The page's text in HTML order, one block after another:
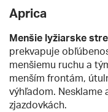
Aprica
Menšie lyžiarske
prekvapuje
menšiemu ruchu a
menším frontám,
výhľadom. Nesklame
zjazdovkách.